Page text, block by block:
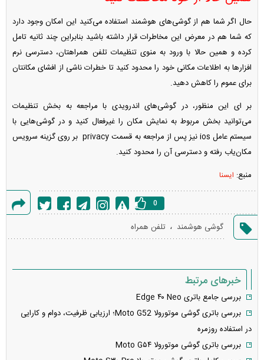
حال اگر شما هم از گوشی‌های هوشمند استفاده می‌کنید این امکان وجود دارد
که شما هم در معرض این مخاطرات قرار داشته باشید بنابراین چند ثانیه تامل
کرده و همین حالا با ورود به منوی تنظیمات تلفن همراهتان، دسترسی نرم
افزارها به اطلاعات مکانی خود را محدود کنید تا خطرات ناشی از افشای مکانتان
برای عموم را کاهش دهید.
بر ای این منظور، در گوشی‌های اندرویدی با مراجعه به بخش تنظیمات
می‌توانید بخش مربوط به نمایش مکان را غیرفعال کنید و در گوشی‌هایی با
سیستم عامل ios نیز پس از مراجعه به قسمت privacy بر روی گزینه سرویس
مکان‌یاب رفته و دسترسی آن را محدود کنید.
منبع: ایسنا
خطا
0
گوشی هوشمند ، تلفن همراه
خبرهای مرتبط
بررسی جامع باتری Edge ۴۰ Neo
بررسی باتری گوشی موتورولا Moto G52؛ ارزیابی ظرفیت، دوام و کارایی
در استفاده روزمره
بررسی باتری گوشی موتورولا Moto G۵۴